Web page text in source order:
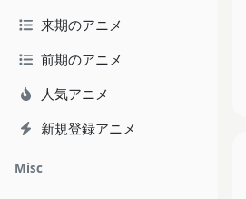
来期のアニメ
前期のアニメ
人気アニメ
新規登録アニメ
Misc